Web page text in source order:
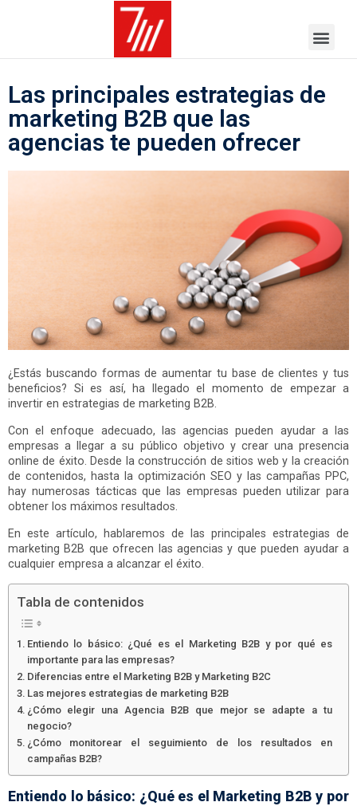
Las principales estrategias de
marketing B2B que las
agencias te pueden ofrecer
¿Estás buscando formas de aumentar tu base de clientes y tus
beneficios? Si es así, ha llegado el momento de empezar a
invertir en estrategias de marketing B2B.
Con el enfoque adecuado, las agencias pueden ayudar a las
empresas a llegar a su público objetivo y crear una presencia
online de éxito. Desde la construcción de sitios web y la creación
de contenidos, hasta la optimización SEO y las campañas PPC,
hay numerosas tácticas que las empresas pueden utilizar para
obtener los máximos resultados.
En este artículo, hablaremos de las principales estrategias de
marketing B2B que ofrecen las agencias y que pueden ayudar a
cualquier empresa a alcanzar el éxito.
Tabla de contenidos
Entiendo lo básico: ¿Qué es el Marketing B2B y por qué es
importante para las empresas?
Diferencias entre el Marketing B2B y Marketing B2C
Las mejores estrategias de marketing B2B
¿Cómo elegir una Agencia B2B que mejor se adapte a tu
negocio?
¿Cómo monitorear el seguimiento de los resultados en
campañas B2B?
Entiendo lo básico: ¿Qué es el Marketing B2B y por